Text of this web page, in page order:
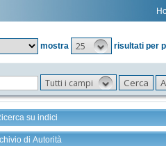
mostra
25 risultati per
Tutti i campi
su indici
di Autorità